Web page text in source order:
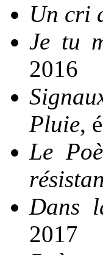
Un cri
Je tu
2016
Pluie,
Le
Dans
2017